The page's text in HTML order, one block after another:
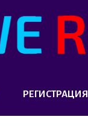
РЕГИСТРАЦИЯ